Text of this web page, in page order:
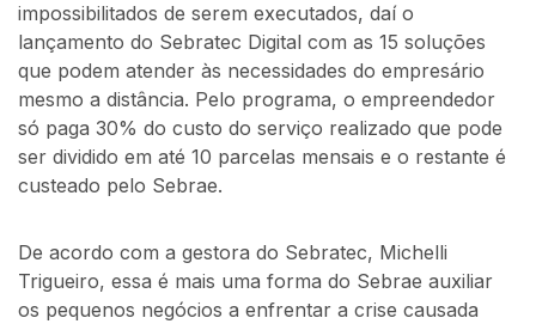
impossibilitados de serem executados, daí o
lançamento do Sebratec Digital com as 15 soluções
que podem atender às necessidades do empresário
mesmo a distância. Pelo programa, o empreendedor
só paga 30% do custo do serviço realizado que pode
ser dividido em até 10 parcelas mensais e o restante é
custeado pelo Sebrae.
De acordo com a gestora do Sebratec, Michelli
Trigueiro, essa é mais uma forma do Sebrae auxiliar
os pequenos negócios a enfrentar a crise causada